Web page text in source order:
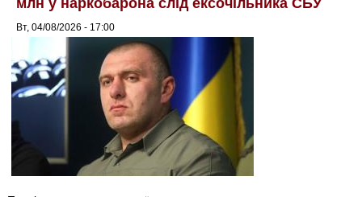
млн у наркобарона слід ексочільника СБУ
Вт, 04/08/2026 - 17:00